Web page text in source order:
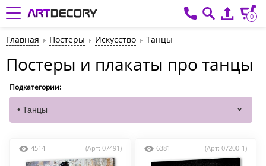
0
Главная Постеры Искусство Танцы
Постеры и плакаты про танцы
Подкатегории:
4514 (Арт: 07491) 6381 (Арт: 07200-1)